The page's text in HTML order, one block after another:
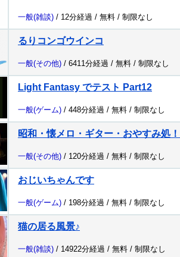
一般(雑談) / 12分経過 / 無料 / 制限なし
るりコンゴウインコ
一般(その他) / 6411分経過 / 無料 / 制限なし
Light Fantasy でテスト Part12
一般(ゲーム) / 448分経過 / 無料 / 制限なし
昭和・懐メロ・ギター・おやすみ処！
一般(その他) / 120分経過 / 無料 / 制限なし
おじいちゃんです
一般(ゲーム) / 198分経過 / 無料 / 制限なし
猫の居る風景♪
一般(雑談) / 14922分経過 / 無料 / 制限なし